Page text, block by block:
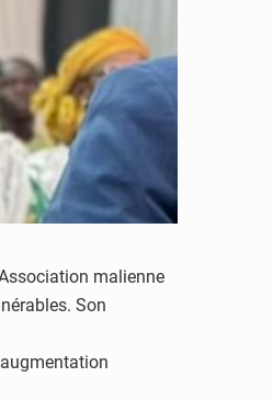
malienne
Son